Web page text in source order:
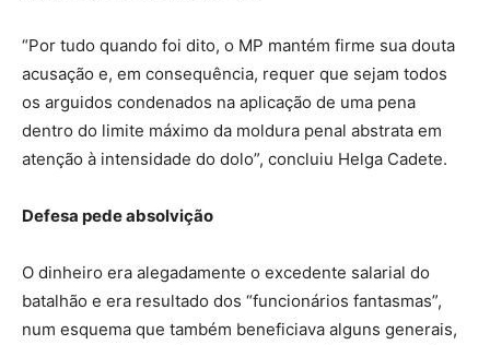
“Por tudo quando foi dito, o MP mantém firme sua douta
acusação e, em consequência, requer que sejam todos
os arguidos condenados na aplicação de uma pena
dentro do limite máximo da moldura penal abstrata em
atenção à intensidade do dolo”, concluiu Helga Cadete.
Defesa pede absolvição
O dinheiro era alegadamente o excedente salarial do
batalhão e era resultado dos “funcionários fantasmas”,
num esquema que também beneficiava alguns generais,